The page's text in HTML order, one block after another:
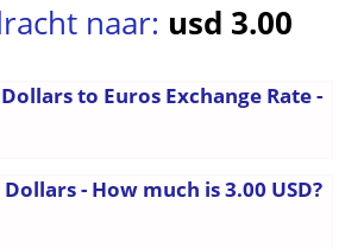
naar: usd 3.00
Dollars to Euros Exchange Rate -
- How much is 3.00 USD?